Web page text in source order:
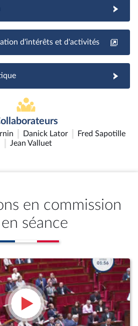
d'intérêts et d'activités
Danick Lator
Fred Sapotille
Jean Valluet
en commission
séance